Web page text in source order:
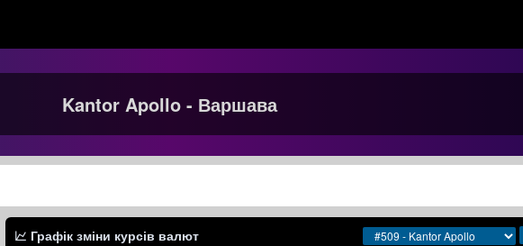
Kantor Apollo - Варшава
Графік зміни курсів валют